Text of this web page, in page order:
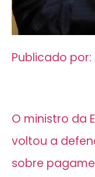
Publicado
O ministro da
voltou a
sobre